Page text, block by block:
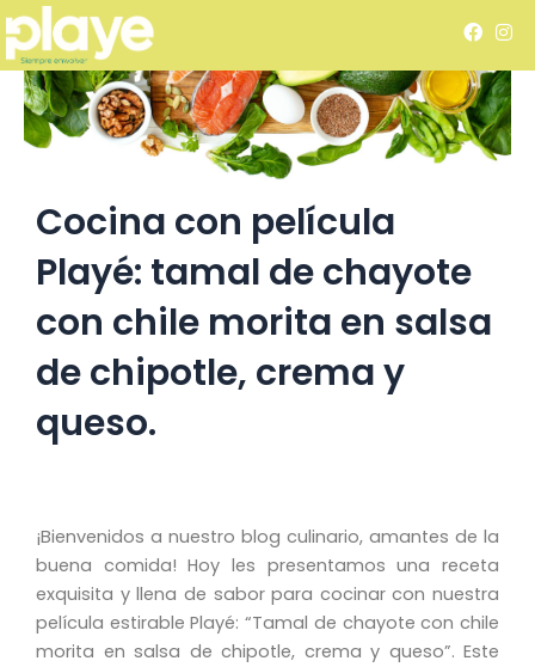
Ir
al
contenido
F
a
c
e
b
o
o
I
n
s
t
a
g
r
a
Cocina con película
Playé: tamal de chayote
con chile morita en salsa
de chipotle, crema y
queso.
¡Bienvenidos a nuestro blog culinario, amantes de la
buena comida! Hoy les presentamos una receta
exquisita y llena de sabor para cocinar con nuestra
película estirable Playé: “Tamal de chayote con chile
morita en salsa de chipotle, crema y queso”. Este